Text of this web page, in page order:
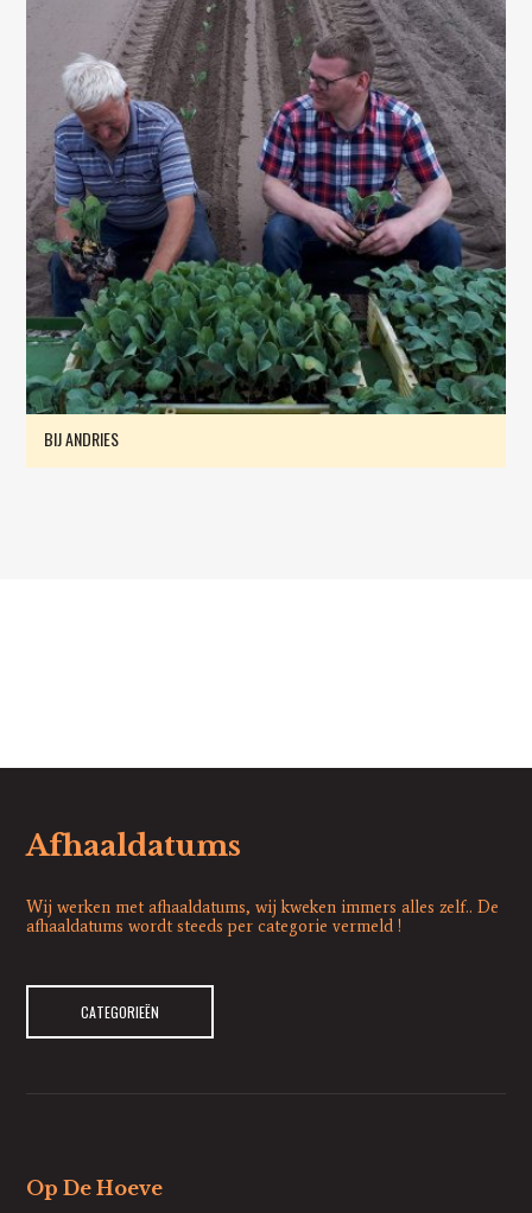
BIJ ANDRIES
Afhaaldatums
Wij werken met afhaaldatums, wij kweken immers alles zelf.. De
afhaaldatums wordt steeds per categorie vermeld !
CATEGORIEËN
Op De Hoeve